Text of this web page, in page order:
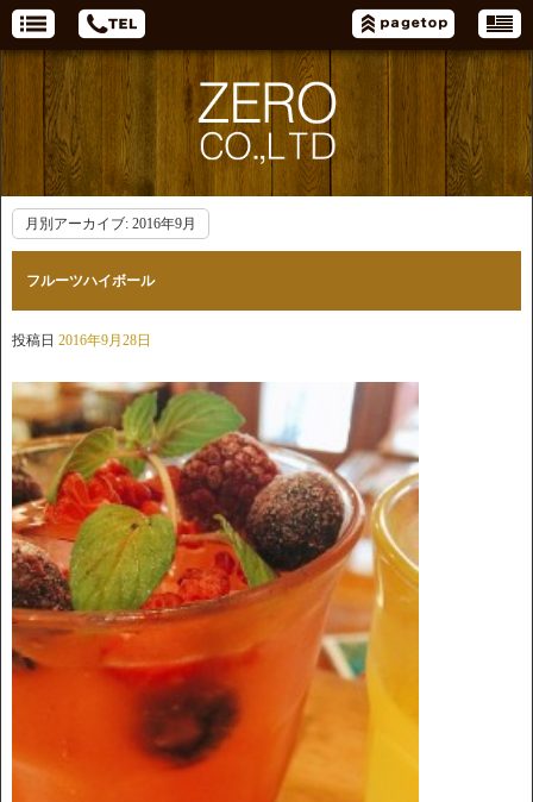
月別アーカイブ: 2016年9月
フルーツハイボール
投稿日 2016年9月28日